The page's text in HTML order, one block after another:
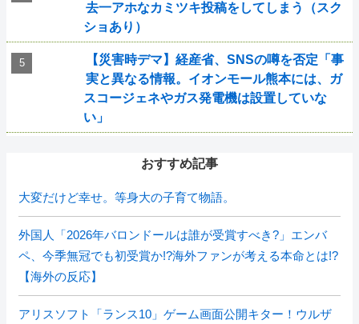
去一アホなカミツキ投稿をしてしまう（スク
ショあり）
【災害時デマ】経産省、SNSの噂を否定「事
実と異なる情報。イオンモール熊本には、ガ
スコージェネやガス発電機は設置していな
い」
おすすめ記事
大変だけど幸せ。等身大の子育て物語。
外国人「2026年バロンドールは誰が受賞すべき?」エンバ
ペ、今季無冠でも初受賞か!?海外ファンが考える本命とは!?
【海外の反応】
アリスソフト「ランス10」ゲーム画面公開キター！ウルザ